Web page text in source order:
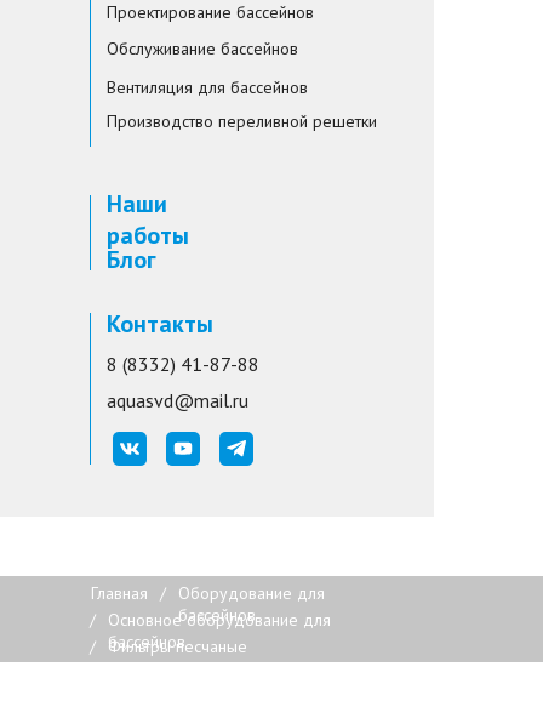
Проектирование бассейнов
Обслуживание бассейнов
Вентиляция для бассейнов
Производство переливной решетки
Наши
работы
Блог
Контакты
8 (8332) 41-87-88
aquasvd@mail.ru
Главная
Оборудование для
бассейнов
/
Основное оборудование для
бассейнов
/
Фильтры песчаные
/